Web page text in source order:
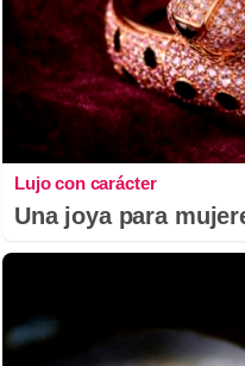
Lujo con carácter
Una joya para